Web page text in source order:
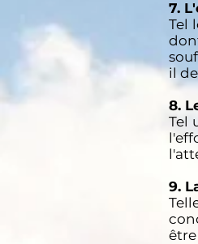
7.
Tel
il
8.
Tel
9.